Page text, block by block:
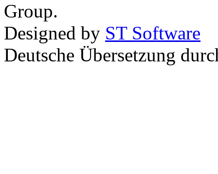
Group.
Designed by ST Software
Deutsche Übersetzung